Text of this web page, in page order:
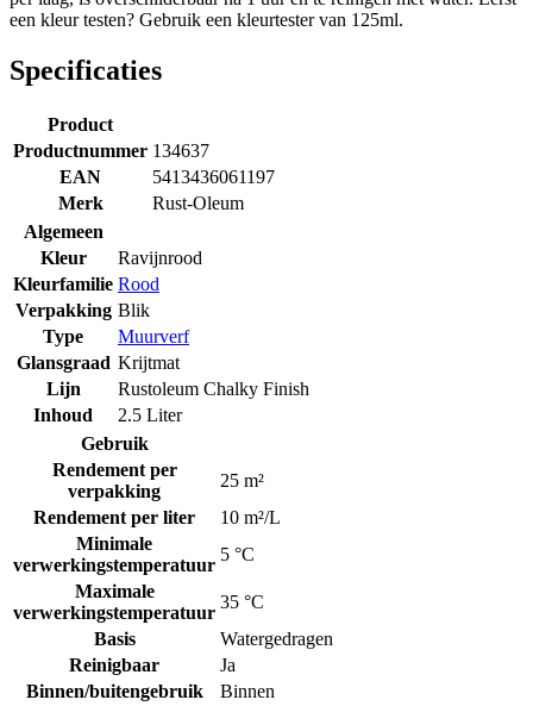
een kleur testen? Gebruik een kleurtester van 125ml.
Specificaties
Product
Productnummer 134637
EAN
5413436061197
Merk
Rust-Oleum
Algemeen
Kleur
Ravijnrood
Kleurfamilie Rood
Verpakking Blik
Type
Muurverf
Glansgraad Krijtmat
Lijn
Rustoleum Chalky Finish
Inhoud
2.5 Liter
Gebruik
Rendement per
verpakking
25 m²
Rendement per liter
10 m²/L
Minimale
verwerkingstemperatuur
5 °C
Maximale
verwerkingstemperatuur
35 °C
Basis
Watergedragen
Reinigbaar
Ja
Binnen/buitengebruik
Binnen